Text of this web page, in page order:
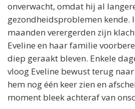
onverwacht, omdat hij al
gezondheidsproblemen kende.
maanden verergerden zijn
Eveline en haar familie
diep geraakt bleven. Enkele
vloog Eveline bewust terug
hem nog één keer zien en
moment bleek achteraf van